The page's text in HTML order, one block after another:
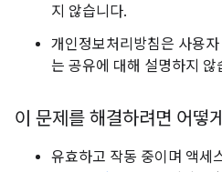
지 않습니다.
개인정보처리방침은 사용
는 공유에 대해 설명하지 않
이 문제를 해결하려면 어떻
유효하고 작동 중이며 액세